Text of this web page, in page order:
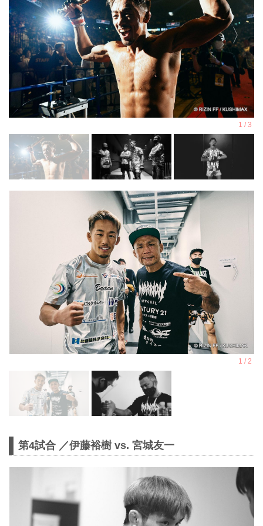
第4試合 ／伊藤裕樹 vs. 宮城友一